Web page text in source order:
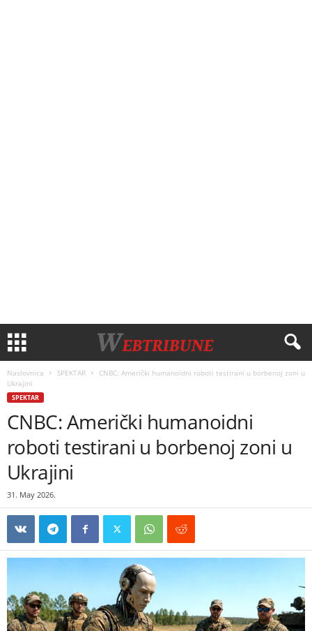
Naslovnica SPEKTAR
CNBC: Američki humanoidni roboti testirani u borbenoj zoni u
Ukrajini
SPEKTAR
CNBC: Američki humanoidni
roboti testirani u borbenoj zoni u
Ukrajini
31. May 2026.